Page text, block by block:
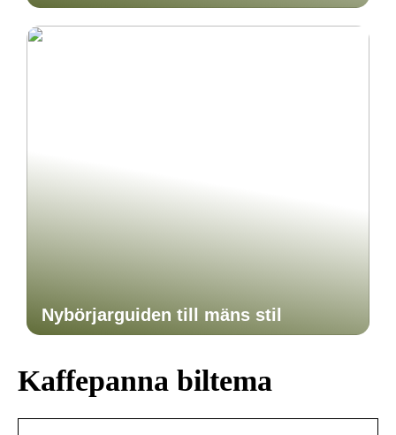
Nybörjarguiden till mäns stil
Kaffepanna biltema